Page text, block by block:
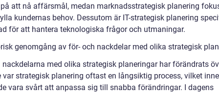
att nå affärsmål, medan marknadsstrategisk planering
kundernas behov. Dessutom är IT-strategisk planering
för att hantera teknologiska frågor och utmaningar.
genomgång av för- och nackdelar med olika strategisk
nackdelarna med olika strategisk planeringar har förändrats
var strategisk planering oftast en långsiktig process, vilket
vara svårt att anpassa sig till snabba förändringar. I dagens